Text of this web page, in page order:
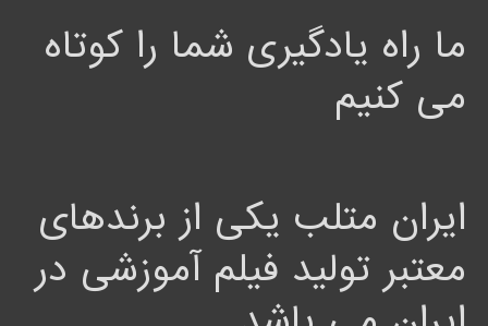
ما راه یادگیری شما را کوتاه
می کنیم
ایران متلب یکی از برندهای
معتبر تولید فیلم آموزشی در
ایران می باشد